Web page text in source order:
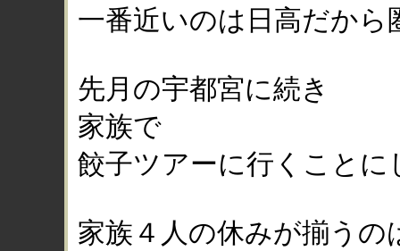
一番近いのは日高だか
先月の宇都宮に続き
家族で
餃子ツアーに行くことに
家族４人の休みが揃うの